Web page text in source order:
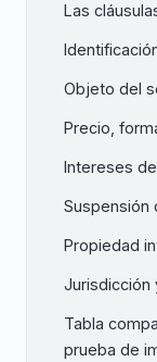
Las
Objeto del
Precio,
Intereses
Suspensión
Propiedad
Jurisdicción
Tabla
prueba de